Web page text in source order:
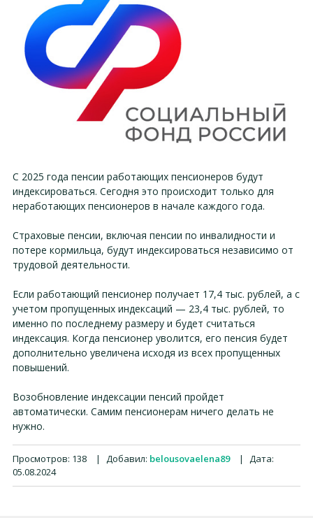
С 2025 года пенсии работающих пенсионеров будут
индексироваться. Сегодня это происходит только для
неработающих пенсионеров в начале каждого года.
Страховые пенсии, включая пенсии по инвалидности и
потере кормильца, будут индексироваться независимо от
трудовой деятельности.
Если работающий пенсионер получает 17,4 тыс. рублей, а с
учетом пропущенных индексаций — 23,4 тыс. рублей, то
именно по последнему размеру и будет считаться
индексация. Когда пенсионер уволится, его пенсия будет
дополнительно увеличена исходя из всех пропущенных
повышений.
Возобновление индексации пенсий пройдет
автоматически. Самим пенсионерам ничего делать не
нужно.
Просмотров: 138 | Добавил: belousovaelena89 |
Дата:
05.08.2024